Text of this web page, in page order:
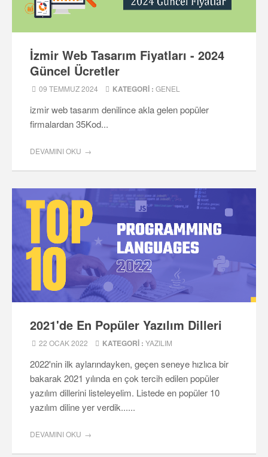
İzmir Web Tasarım Fiyatları - 2024
Güncel Ücretler
09 TEMMUZ 2024 KATEGORI : GENEL
izmir web tasarım denilince akla gelen popüler
firmalardan 35Kod...
DEVAMINI OKU
2021'de En Popüler Yazılım Dilleri
22 OCAK 2022 KATEGORI : YAZILIM
2022'nin ilk aylarındayken, geçen seneye hızlıca bir
bakarak 2021 yılında en çok tercih edilen popüler
yazılım dillerini listeleyelim. Listede en popüler 10
yazılım diline yer verdik......
DEVAMINI OKU